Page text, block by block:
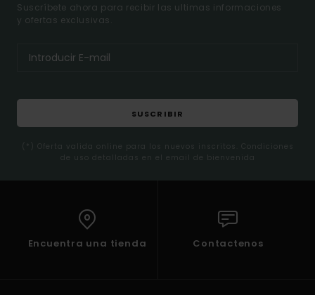
Suscríbete ahora para recibir las ultimas informaciones
y ofertas exclusivas.
SUSCRIBIR
(*) Oferta valida online para los nuevos inscritos. Condiciones
de uso detalladas en el email de bienvenida
Encuentra una tienda Contactenos